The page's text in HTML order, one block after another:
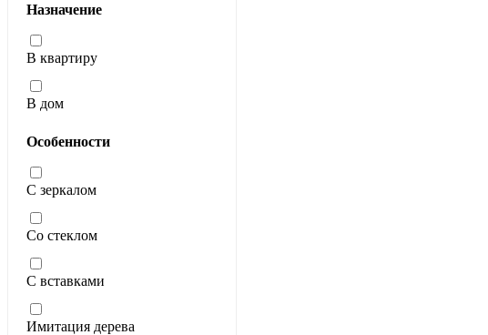
Назначение
В квартиру
В дом
Особенности
С зеркалом
Со стеклом
С вставками
Имитация дерева